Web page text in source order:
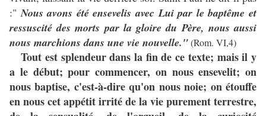
:"Nous avons été ensevelis avec Lui par le baptême et
ressuscité des morts par la gloire du Père, nous aussi
nous marchions dans une vie nouvelle."(Rom. VI,4)
Tout est splendeur dans la fin de ce texte; mais il y
a le début; pour commencer, on nous ensevelit; on
nous baptise, c'est-à-dire qu'on nous noie; on étouffe
en nous cet appétit irrité de la vie purement terrestre,